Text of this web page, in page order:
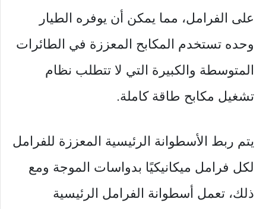
على الفرامل، مما يمكن أن يوفره الطيار
وحده تستخدم المكابح المعززة في الطائرات
المتوسطة والكبيرة التي لا تتطلب نظام
تشغيل مكابح طاقة كاملة.
يتم ربط الأسطوانة الرئيسية المعززة للفرامل
لكل فرامل ميكانيكيًا بدواسات الموجة ومع
ذلك، تعمل أسطوانة الفرامل الرئيسية